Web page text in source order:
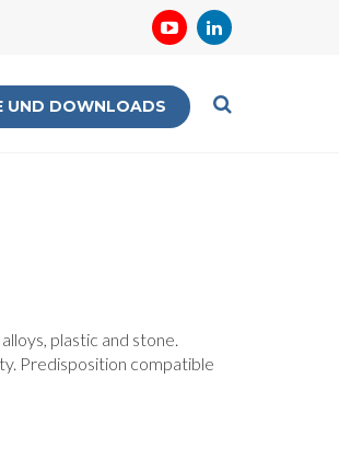
UND DOWNLOADS
plastic and stone.
Predisposition compatible